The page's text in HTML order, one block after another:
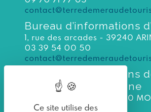
Bureau d’informations
1, rue des arcades - 39240
03 39 54 00 50
Bureau d’informations
Moirans-en-Montagne
3 bis rue du Murgin 39260
MONTAGNE
Ce site utilise des